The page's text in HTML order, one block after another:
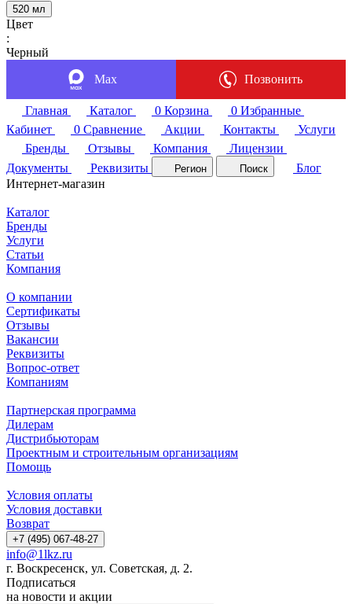
520 мл
Цвет
:
Черный
Max
Позвонить
Главная Каталог 0 Корзина 0 Избранные
Кабинет
0 Сравнение Акции Контакты
Услуги
Бренды
Отзывы Компания
Лицензии
Документы
Реквизиты Регион Поиск
Блог
Интернет-магазин
Каталог
Бренды
Услуги
Статьи
Компания
О компании
Сертификаты
Отзывы
Вакансии
Реквизиты
Вопрос-ответ
Компаниям
Партнерская программа
Дилерам
Дистрибьюторам
Проектным и строительным организациям
Помощь
Условия оплаты
Условия доставки
Возврат
+7 (495) 067-48-27
info@1lkz.ru
г. Воскресенск, ул. Советская, д. 2.
Подписаться
на новости и акции